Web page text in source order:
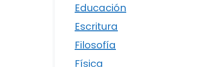
Educación
Escritura
Filosofía
Física